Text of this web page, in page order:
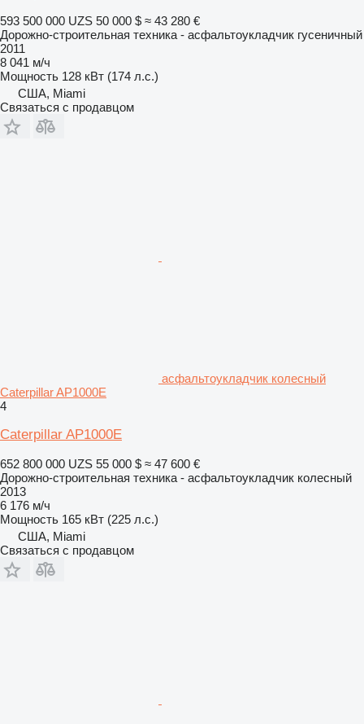
593 500 000 UZS 50 000 $ ≈ 43 280 €
Дорожно-строительная техника - асфальтоукладчик гусеничный
2011
8 041 м/ч
Мощность 128 кВт (174 л.с.)
США, Miami
Связаться с продавцом
асфальтоукладчик колесный
Caterpillar AP1000E
4
Caterpillar AP1000E
652 800 000 UZS 55 000 $ ≈ 47 600 €
Дорожно-строительная техника - асфальтоукладчик колесный
2013
6 176 м/ч
Мощность 165 кВт (225 л.с.)
США, Miami
Связаться с продавцом